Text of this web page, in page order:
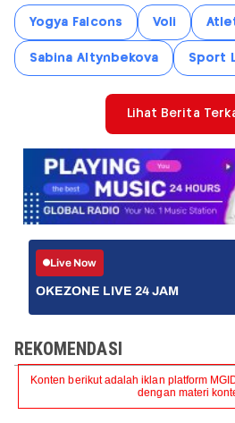
Yogya Falcons Voli
Sabina Altynbekova Sport
Lihat Berita
Live Now
OKEZONE LIVE 24 JAM